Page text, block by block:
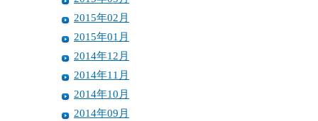
2015年02月
2015年01月
2014年12月
2014年11月
2014年10月
2014年09月